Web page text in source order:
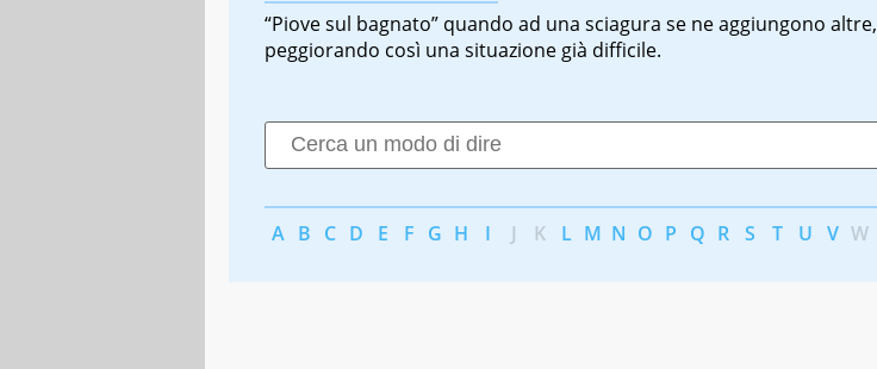
“Piove sul bagnato” quando ad una sciagura se ne aggiungono altre,
peggiorando così una situazione già difficile.
A B C D E F G H I J K L M N O P Q R S T U V W